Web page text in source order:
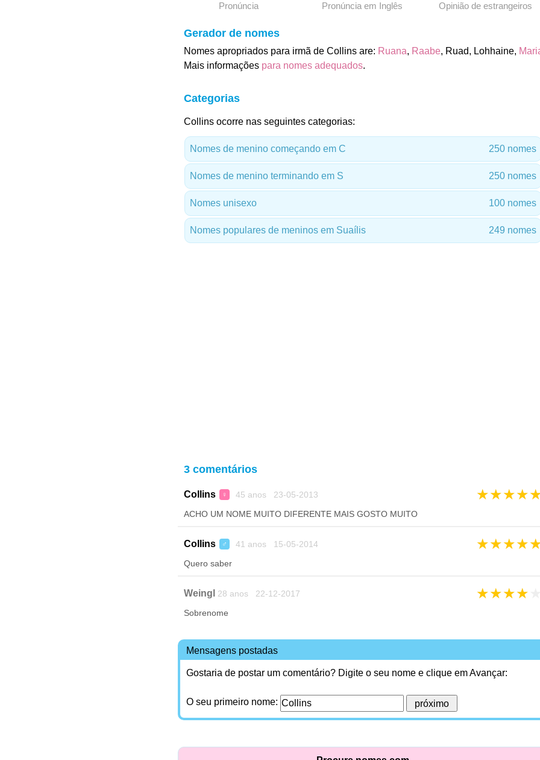
Pronúncia Pronúncia em Inglês Opinião de estrangeiros
Gerador de nomes
Nomes apropriados para irmã de Collins are: Ruana, Raabe, Ruad, Lohhaine,
Mais informações para nomes adequados.
Categorias
Collins ocorre nas seguintes categorias:
Nomes de menino começando em C 250 nomes
Nomes de menino terminando em S 250 nomes
Nomes unisexo 100 nomes
Nomes populares de meninos em Suaílis 249 nomes
3 comentários
Collins ♀ 45 anos 23-05-2013 ★★★★
ACHO UM NOME MUITO DIFERENTE MAIS GOSTO MUITO
Collins ♂ 41 anos 15-05-2014 ★★★★
Quero saber
Weingl 28 anos 22-12-2017 ★★★★
Sobrenome
Mensagens postadas
Gostaria de postar um comentário? Digite o seu nome e clique em Avançar:
O seu primeiro nome: